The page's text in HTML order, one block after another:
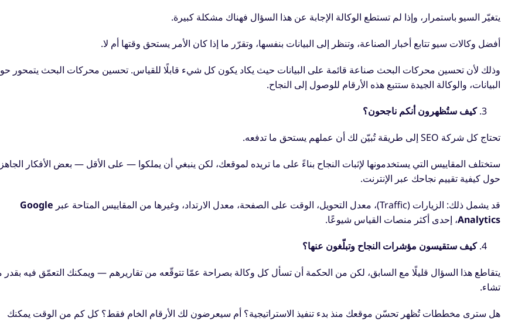
يتغيّر السيو باستمرار، وإذا لم تستطع الوكالة الإجابة عن هذا السؤال فهناك مشكلة كبيرة.
أفضل وكالات سيو تتابع أخبار الصناعة، وتنظر إلى البيانات بنفسها، وتقرّر ما إذا كان الأمر يستحق وقتها أم لا.
وذلك لأن تحسين محركات البحث صناعة قائمة على البيانات حيث يكاد يكون كل شيء قابلًا للقياس. تحسين محركات البحث يتمحور
البيانات، والوكالة الجيدة ستتبع هذه الأرقام للوصول إلى النجاح.
كيف ستُظهرون أنكم ناجحون؟
تحتاج كل شركة SEO إلى طريقة تُبيّن لك أن عملهم يستحق ما تدفعه.
ستختلف المقاييس التي يستخدمونها لإثبات النجاح بناءً على ما تريده لموقعك، لكن ينبغي أن يملكوا — على الأقل — بعض الأفكار
حول كيفية تقييم نجاحك عبر الإنترنت.
قد يشمل ذلك: الزيارات (Traffic)، معدل التحويل، الوقت على الصفحة، معدل الارتداد، وغيرها من المقاييس المتاحة عبر
Google
Analytics، إحدى أكثر منصات القياس شيوعًا.
كيف ستقيسون مؤشرات النجاح وتبلّغون عنها؟
يتقاطع هذا السؤال قليلًا مع السابق، لكن من الحكمة أن تسأل كل وكالة بصراحة عمّا تتوقّعه من تقاريرهم — ويمكنك التعمّق فيه بقدر
تشاء.
هل سترى مخططات تُظهر تحسّن موقعك منذ بدء تنفيذ الاستراتيجية؟ أم سيعرضون لك الأرقام الخام فقط؟ كل كم من الوقت يمكنك